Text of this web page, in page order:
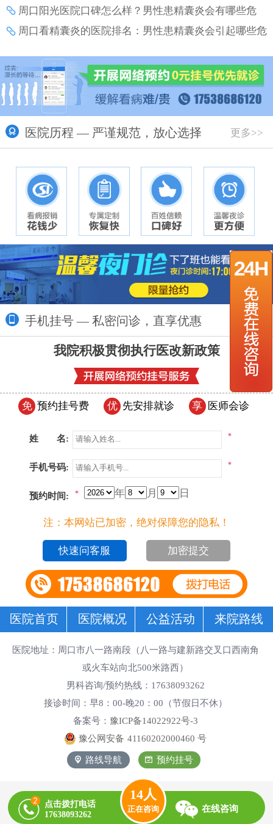
周口阳光医院口碑怎么样？男性患精囊炎会有哪些危
害？
周口看精囊炎的医院排名：男性患精囊炎会引起哪些危
医院历程 — 严谨规范，放心选择 更多>>
手机挂号 — 私密问诊，直享优惠 更多>>
我院积极贯彻执行医改新政策
免 预约挂号费 优 先安排就诊 享 医师会诊
姓 名: *
手机号码: *
预约时间: 年 月 日
*
注：本网站已加密，绝对保障您的隐私！
加密提交
医院首页 医院概况 公益活动 来院路线
医院地址：周口市八一路南段（八一路与建新路交叉口西南角
或火车站向北500米路西）
男科咨询/预约热线：17638093262
接诊时间：早8：00-晚20：00（节假日不休）
备案号： 豫ICP备14022922号-3
豫公网安备 41160202000460 号
路线导航 预约挂号
点击拨打电话
17638093262
在线咨询
14人
正在咨询